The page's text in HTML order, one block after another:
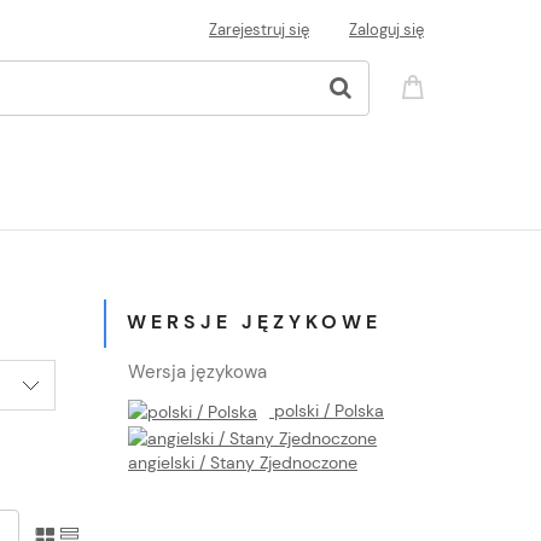
Zarejestruj się Zaloguj się
WERSJE JĘZYKOWE
Wersja językowa
polski / Polska
angielski / Stany Zjednoczone